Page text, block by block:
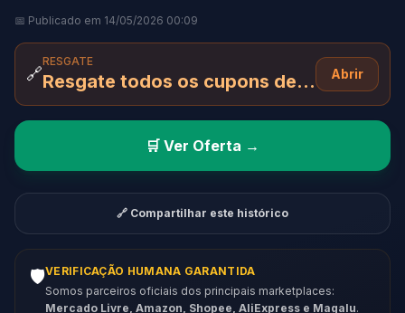
📅 Publicado em 14/05/2026 00:09
🔗
RESGATE
Resgate todos os cupons desta página Abrir
🛒 Ver Oferta →
🔗 Compartilhar este histórico
🛡️VERIFICAÇÃO HUMANA GARANTIDA
Somos parceiros oficiais dos principais marketplaces:
Mercado Livre, Amazon, Shopee, AliExpress e Magalu.